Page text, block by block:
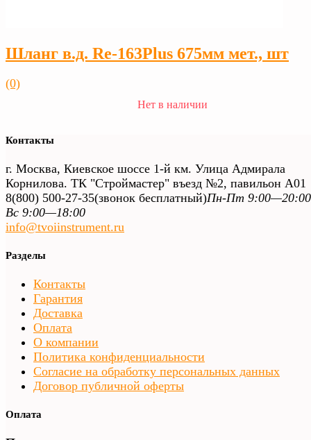
Шланг в.д. Rе-163Plus 675мм мет., шт
(0)
Нет в наличии
Контакты
г. Москва, Киевское шоссе 1-й км. Улица Адмирала
Корнилова. ТК "Строймастер" въезд №2, павильон А01
8(800) 500-27-35(звонок бесплатный)Пн-Пт
Вс 9:00—18:00
info@tvoiinstrument.ru
Разделы
Контакты
Гарантия
Доставка
Оплата
О компании
Политика конфиденциальности
Согласие на обработку персональных данных
Договор публичной оферты
Оплата